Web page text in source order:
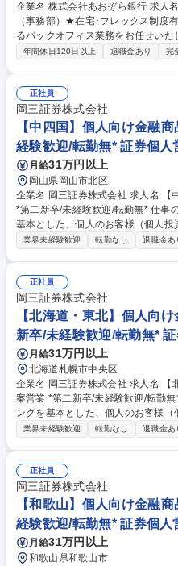
企業名 株式会社あおぞら銀行 求人名 【東京】デリバティブ事務業務担当
（事務部）★在宅･フレックス制度有★ 仕事の内容 デリバティブ取
るバックオフィス業務をお任せいたします。 【詳細】 ■デリ
に係る担保管理業務 ■デリバティブ
募集職種 【東京】デリバティブ事
ス制度有★
年間休日120日以上 退職金あり 完
正社員
岡三証券株式会社
【中四国】個人向け金融
経験歓迎/転勤無* 証券個人
月給31万円以上
岡山県岡山市北区
企業名 岡三証券株式会社 求人名 【中四国】個人向け金融商品の提案営業
*第二新卒/未経験歓迎/転勤無* 仕事の内容 ■対面でのコンサルティングを
基本とした、個人のお客様（個人
ルやライフプラン、多様なニーズ
まへのアプローチに注力しており、
署との連携による事業承継やM&A
の提供にも力を入れています。自
さまのニーズに寄り添った提案がで
感じて頂けるポイントの1つです。 募集職種 【中四国】個人向け金融商品
の提案営業 *第二新卒/未経験歓迎/転
業界未経験歓迎 転勤なし 退職金あ
正社員
岡三証券株式会社
【北海道・東北】個人向
新卒/未経験歓迎/転勤無*
月給31万円以上
北海道札幌市中央区
企業名 岡三証券株式会社 求人名 【北海道・東北】個人向け金融商品の提
案営業 *第二新卒/未経験歓迎/転勤無* 仕事の内容 ■対面でのコンサル
ングを基本とした、個人のお客様
スタイルやライフプラン、多様な
お客さまへのアプローチに注力して
専門部署との連携による事業承継や
ションの提供にも力を入れていま
め、お客さまのニーズに寄り添っ
りがいを感じて頂けるポイントの1つです。 募集職種 【北海
人向け金融商品の提案営業 *第二新
業界未経験歓迎 転勤なし 退職金あ
正社員
岡三証券株式会社
【和歌山】個人向け金融
経験歓迎/転勤無* 証券個人
月給31万円以上
和歌山県和歌山市